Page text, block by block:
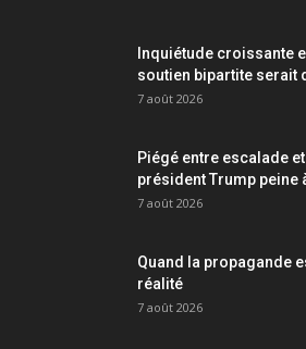
Inquiétude croissante
soutien bipartite serait
7 août 2026
Piégé entre escalade
président Trump peine
7 août 2026
Quand la propagande
réalité
7 août 2026